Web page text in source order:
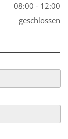
08:00 - 12:00
geschlossen